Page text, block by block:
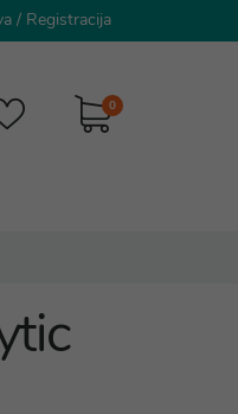
/ Registracija
0